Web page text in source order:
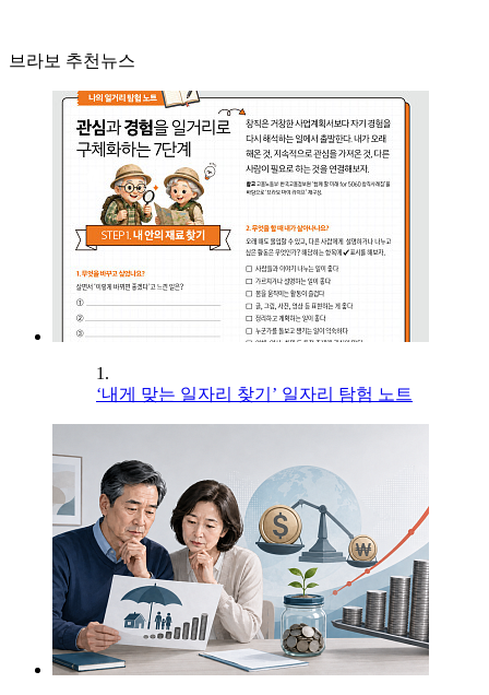
브라보 추천뉴스
1.
‘내게 맞는 일자리 찾기’ 일자리 탐험 노트